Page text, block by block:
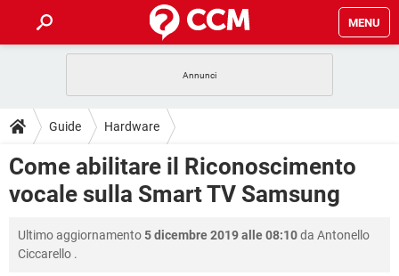
MENU
INTRATTENIMENTO
iOS WINDOWS 10
INSTAGRAM WHATSAPP
HARDWARE
GUIDE
COVID-19
INTRATTENIMENTO ANDROID
INSTAGRAM WHATSAPP
DOWNLOAD
COVID-19 GAMING
iOS
FORUM
COVID-19 GAMING
GLOSSARIO
Guide Hardware
Come abilitare il Riconoscimento
vocale sulla Smart TV Samsung
Ultimo aggiornamento5 dicembre 2019 alle 08:10da Antonello
Ciccarello .